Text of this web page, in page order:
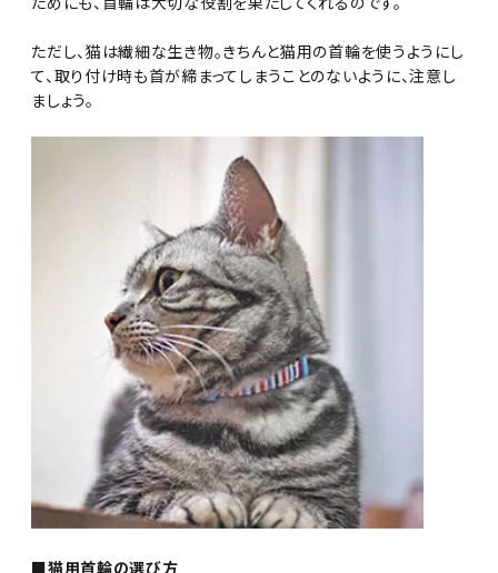
ただし、猫は繊細な生き物。きちんと猫用の首輪を使うようにし
て、取り付け時も首が締まってしまうことのないように、注意し
ましょう。
■猫用首輪の選び方